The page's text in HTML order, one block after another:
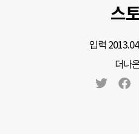
스
입력
더나